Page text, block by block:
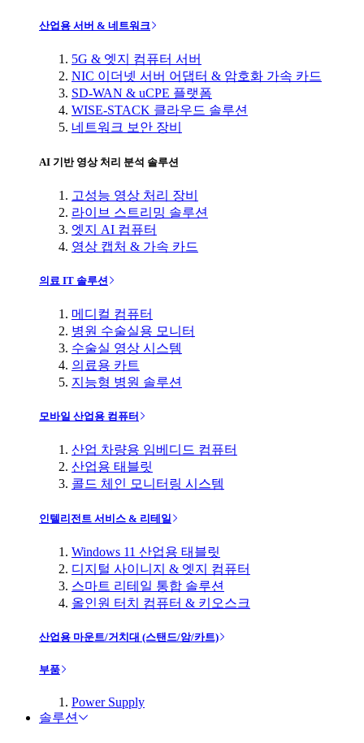
산업용 서버 & 네트워크
5G & 엣지 컴퓨터 서버
NIC 이더넷 서버 어댑터 & 암호화 가속 카드
SD-WAN & uCPE 플랫폼
WISE-STACK 클라우드 솔루션
네트워크 보안 장비
AI 기반 영상 처리 분석 솔루션
고성능 영상 처리 장비
라이브 스트리밍 솔루션
엣지 AI 컴퓨터
영상 캡처 & 가속 카드
의료 IT 솔루션
메디컬 컴퓨터
병원 수술실용 모니터
수술실 영상 시스템
의료용 카트
지능형 병원 솔루션
모바일 산업용 컴퓨터
산업 차량용 임베디드 컴퓨터
산업용 태블릿
콜드 체인 모니터링 시스템
인텔리전트 서비스 & 리테일
Windows 11 산업용 태블릿
디지털 사이니지 & 엣지 컴퓨터
스마트 리테일 통합 솔루션
올인원 터치 컴퓨터 & 키오스크
산업용 마운트/거치대 (스탠드/암/카트)
부품
Power Supply
솔루션